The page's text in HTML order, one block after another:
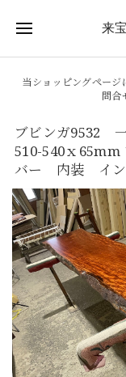
来
当ショッピングページ
問合
ブビンガ9532
510-540ｘ
バー 内装 イン